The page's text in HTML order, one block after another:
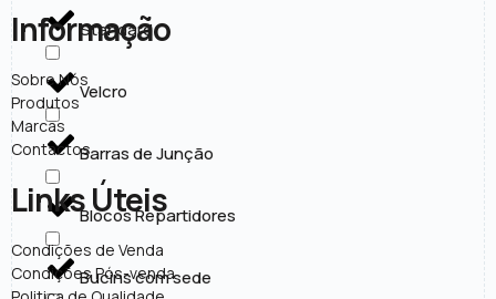
Standard
Velcro
Barras de Junção
Blocos Repartidores
Bucins com sede
Informação
Sobre Nós
Produtos
Marcas
Contactos
Links Úteis
Condições de Venda
Condições Pós-venda